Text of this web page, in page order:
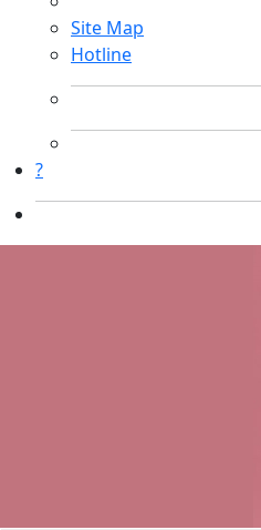
Site Map
Hotline
?